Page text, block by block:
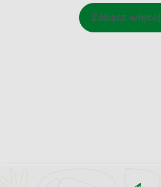
Zobacz więcej